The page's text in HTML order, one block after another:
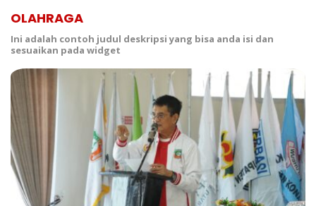
OLAHRAGA
Ini adalah contoh judul deskripsi yang bisa anda isi dan
sesuaikan pada widget